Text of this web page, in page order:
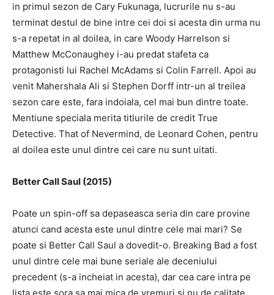
in primul sezon de Cary Fukunaga, lucrurile nu s-au
terminat destul de bine intre cei doi si acesta din urma nu
s-a repetat in al doilea, in care Woody Harrelson si
Matthew McConaughey i-au predat stafeta ca
protagonisti lui Rachel McAdams si Colin Farrell. Apoi au
venit Mahershala Ali si Stephen Dorff intr-un al treilea
sezon care este, fara indoiala, cel mai bun dintre toate.
Mentiune speciala merita titlurile de credit True
Detective. That of Nevermind, de Leonard Cohen, pentru
al doilea este unul dintre cei care nu sunt uitati.
Better Call Saul (2015)
Poate un spin-off sa depaseasca seria din care provine
atunci cand acesta este unul dintre cele mai mari? Se
poate si Better Call Saul a dovedit-o. Breaking Bad a fost
unul dintre cele mai bune seriale ale deceniului
precedent (s-a incheiat in acesta), dar cea care intra pe